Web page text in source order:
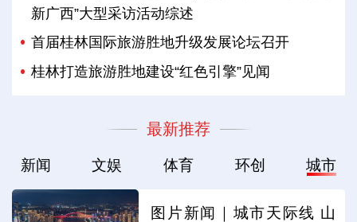
新广西”大型采访活动综述
首届桂林国际旅游胜地升级发展论坛召开
桂林打造旅游胜地建设“红色引擎”见闻
最新推荐
新闻 文娱 体育 环创 城市
图片新闻｜城市天际线 山